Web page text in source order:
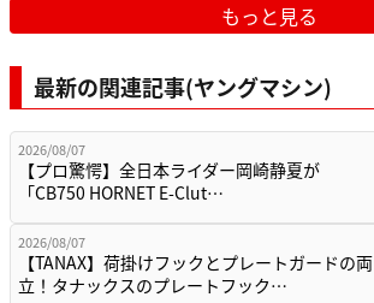
もっと見る
最新の関連記事(ヤングマシン)
2026/08/07
【プロ驚愕】全日本ライダー岡崎静夏が
「CB750 HORNET E-Clut…
2026/08/07
【TANAX】荷掛けフックとプレートガードの両
立！タナックスのプレートフック…